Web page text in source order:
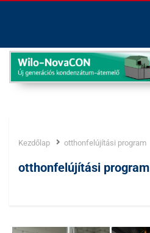
Kezdőlap otthonfelújítási program
Címke:
otthonfelújítási program